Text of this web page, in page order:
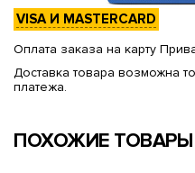
VISA И MASTERCARD
Оплата заказа на карту
Доставка товара возможна
платежа.
ПОХОЖИЕ ТОВАРЫ